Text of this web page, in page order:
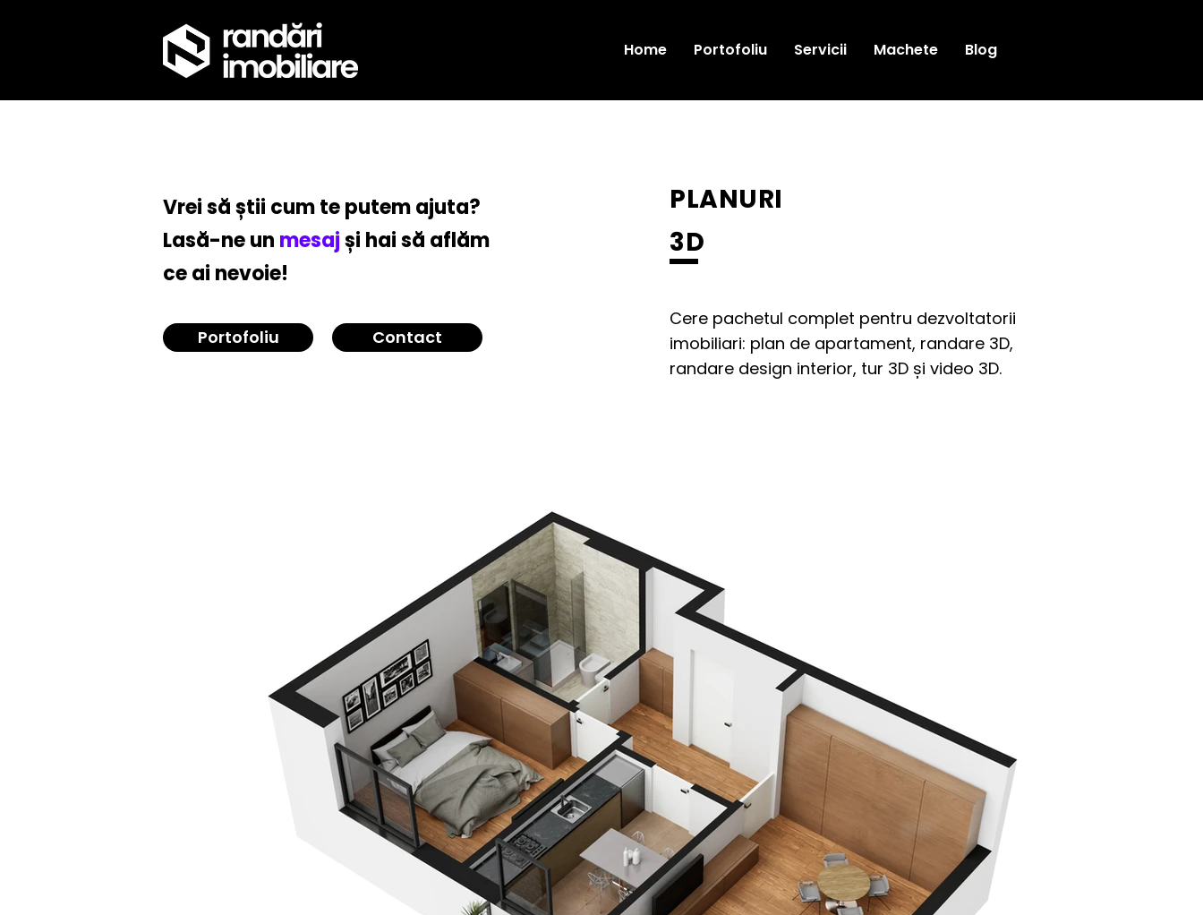
Home Portofoliu Servicii Machete Blog
Vrei să știi cum te putem ajuta?
Lasă-ne un mesajși hai să aflăm
ce ai nevoie!
Portofoliu Contact
PLANURI
3D
Cere pachetul complet pentru dezvoltatorii
imobiliari: plan de apartament, randare 3D,
randare design interior, tur 3D și video 3D.